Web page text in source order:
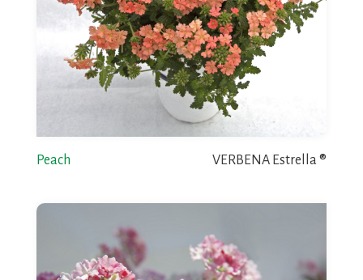
Peach VERBENA Estrella ®